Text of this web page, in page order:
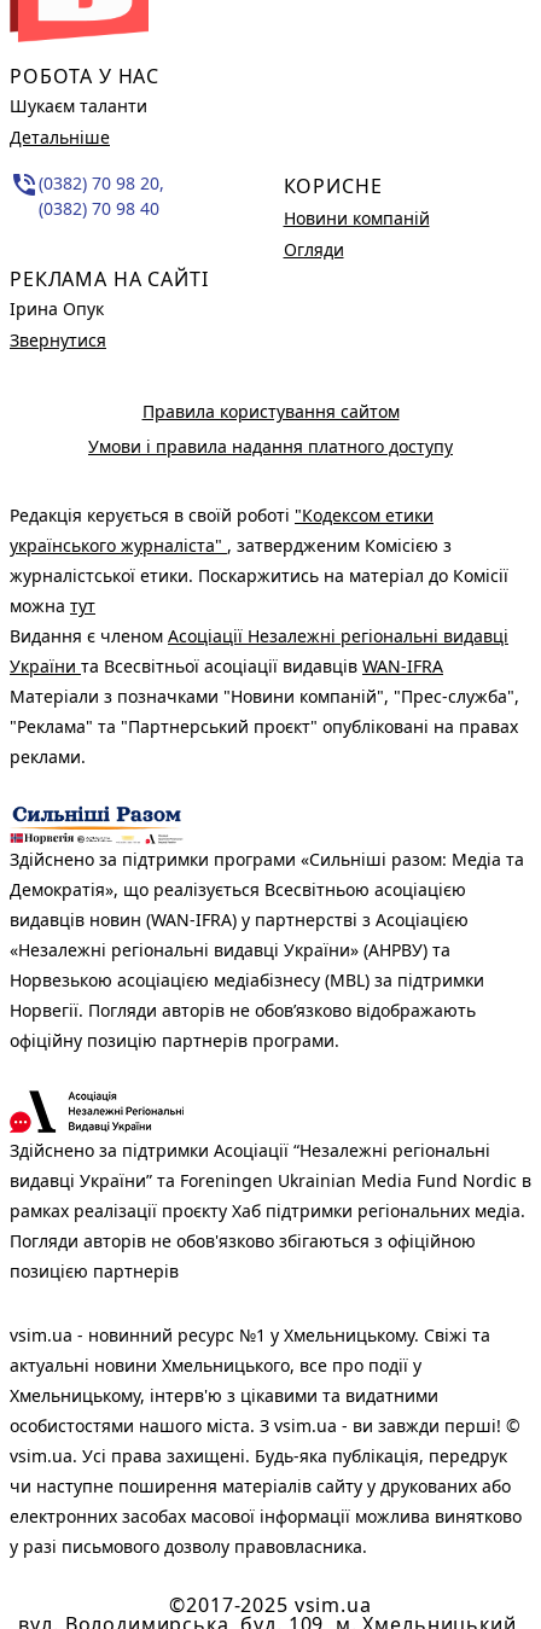
РОБОТА У НАС
Шукаєм таланти
Детальніше
phone_in_talk(0382) 70 98 20,
(0382) 70 98 40
РЕКЛАМА НА САЙТІ
Ірина Опук
Звернутися
КОРИСНЕ
Новини компаній
Огляди
Правила користування сайтом
Умови і правила надання платного доступу
Редакція керується в своїй роботі "Кодексом етики
українського журналіста" , затвердженим Комісією з
журналістської етики. Поскаржитись на матеріал до Комісії
можна тут
Видання є членом Асоціації Незалежні регіональні видавці
України та Всесвітньої асоціації видавців WAN-IFRA
Матеріали з позначками "Новини компаній", "Прес-служба",
"Реклама" та "Партнерський проєкт" опубліковані на правах
реклами.
Здійснено за підтримки програми «Сильніші разом: Медіа та
Демократія», що реалізується Всесвітньою асоціацією
видавців новин (WAN-IFRA) у партнерстві з Асоціацією
«Незалежні регіональні видавці України» (АНРВУ) та
Норвезькою асоціацією медіабізнесу (MBL) за підтримки
Норвегії. Погляди авторів не обов’язково відображають
офіційну позицію партнерів програми.
Здійснено за підтримки Асоціації “Незалежні регіональні
видавці України” та Foreningen Ukrainian Media Fund Nordic в
рамках реалізації проєкту Хаб підтримки регіональних медіа.
Погляди авторів не обов'язково збігаються з офіційною
позицією партнерів
vsim.ua - новинний ресурс №1 у Хмельницькому. Свіжі та
актуальні новини Хмельницького, все про події у
Хмельницькому, інтерв'ю з цікавими та видатними
особистостями нашого міста. З vsim.ua - ви завжди перші! ©
vsim.ua. Усі права захищені. Будь-яка публiкацiя, передрук
чи наступне поширення матеріалів сайту у друкованих або
електронних засобах масової інформації можлива винятково
у разі письмового дозволу правовласника.
©2017-2025 vsim.ua